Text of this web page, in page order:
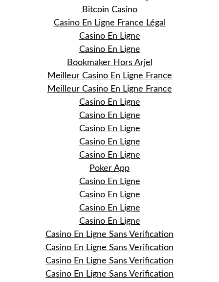
Bitcoin Casino
Casino En Ligne France Légal
Casino En Ligne
Casino En Ligne
Bookmaker Hors Arjel
Meilleur Casino En Ligne France
Meilleur Casino En Ligne France
Casino En Ligne
Casino En Ligne
Casino En Ligne
Casino En Ligne
Casino En Ligne
Poker App
Casino En Ligne
Casino En Ligne
Casino En Ligne
Casino En Ligne
Casino En Ligne Sans Verification
Casino En Ligne Sans Verification
Casino En Ligne Sans Verification
Casino En Ligne Sans Verification